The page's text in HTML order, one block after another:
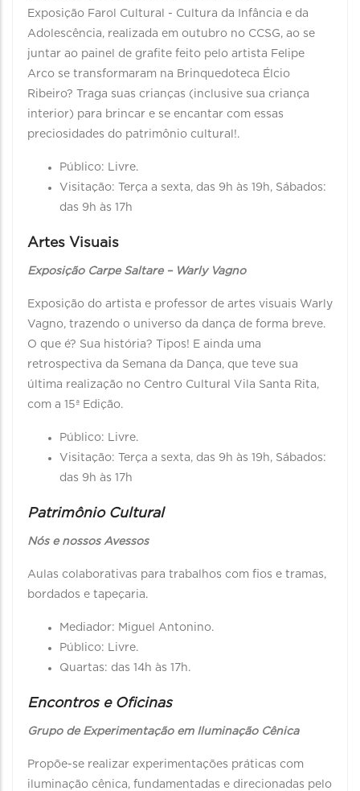
Exposição Farol Cultural - Cultura da Infância e da
Adolescência, realizada em outubro no CCSG, ao se
juntar ao painel de grafite feito pelo artista Felipe
Arco se transformaram na Brinquedoteca Élcio
Ribeiro? Traga suas crianças (inclusive sua criança
interior) para brincar e se encantar com essas
preciosidades do patrimônio cultural!.
Público: Livre.
Visitação: Terça a sexta, das 9h às 19h, Sábados:
das 9h às 17h
Artes Visuais
Exposição Carpe Saltare – Warly Vagno
Exposição do artista e professor de artes visuais Warly
Vagno, trazendo o universo da dança de forma breve.
O que é? Sua história? Tipos! E ainda uma
retrospectiva da Semana da Dança, que teve sua
última realização no Centro Cultural Vila Santa Rita,
com a 15ª Edição.
Público: Livre.
Visitação: Terça a sexta, das 9h às 19h, Sábados:
das 9h às 17h
Patrimônio Cultural
Nós e nossos Avessos
Aulas colaborativas para trabalhos com fios e tramas,
bordados e tapeçaria.
Mediador: Miguel Antonino.
Público: Livre.
Quartas: das 14h às 17h.
Encontros e Oficinas
Grupo de Experimentação em Iluminação Cênica
Propõe-se realizar experimentações práticas com
iluminação cênica, fundamentadas e direcionadas pelo